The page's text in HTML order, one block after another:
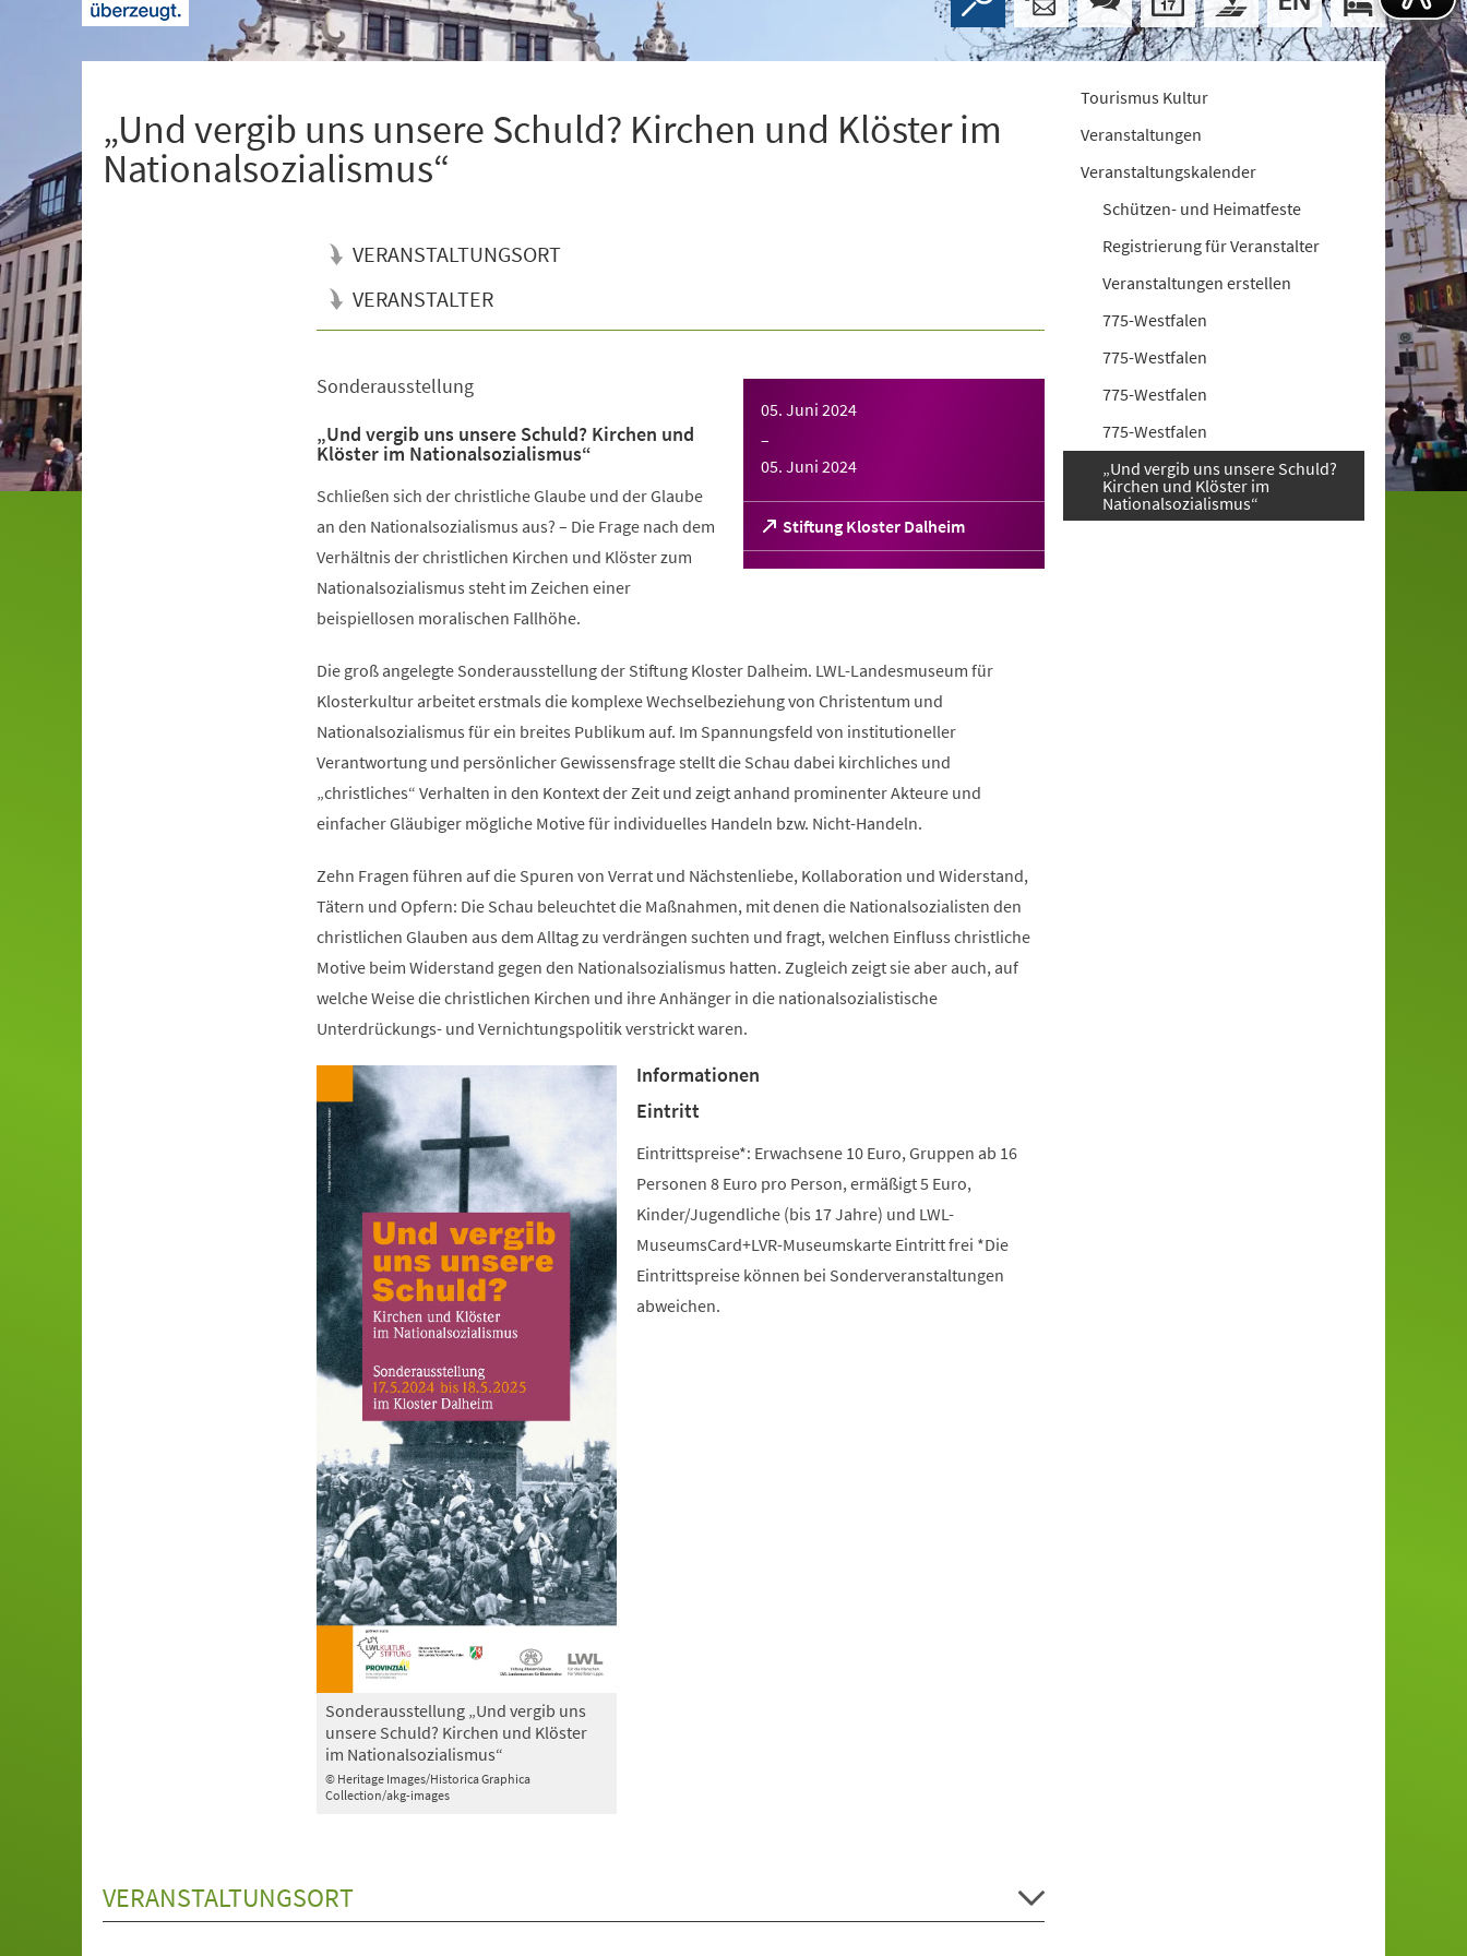
„Und vergib uns unsere Schuld? Kirchen und Klöster im
Nationalsozialismus“
VERANSTALTUNGSORT
VERANSTALTER
05. Juni 2024
–
05. Juni 2024
Stiftung Kloster Dalheim
(Öffnet
in
einem
Sonderausstellung
„Und vergib uns unsere Schuld? Kirchen und
Klöster im Nationalsozialismus“
Schließen sich der christliche Glaube und der Glaube
an den Nationalsozialismus aus? – Die Frage nach dem
Verhältnis der christlichen Kirchen und Klöster zum
Nationalsozialismus steht im Zeichen einer
beispiellosen moralischen Fallhöhe.
Die groß angelegte Sonderausstellung der Stiftung Kloster Dalheim. LWL-Landesmuseum für
Klosterkultur arbeitet erstmals die komplexe Wechselbeziehung von Christentum und
Nationalsozialismus für ein breites Publikum auf. Im Spannungsfeld von institutioneller
Verantwortung und persönlicher Gewissensfrage stellt die Schau dabei kirchliches und
„christliches“ Verhalten in den Kontext der Zeit und zeigt anhand prominenter Akteure und
einfacher Gläubiger mögliche Motive für individuelles Handeln bzw. Nicht-Handeln.
Zehn Fragen führen auf die Spuren von Verrat und Nächstenliebe, Kollaboration und Widerstand,
Tätern und Opfern: Die Schau beleuchtet die Maßnahmen, mit denen die Nationalsozialisten den
christlichen Glauben aus dem Alltag zu verdrängen suchten und fragt, welchen Einfluss christliche
Motive beim Widerstand gegen den Nationalsozialismus hatten. Zugleich zeigt sie aber auch, auf
welche Weise die christlichen Kirchen und ihre Anhänger in die nationalsozialistische
Unterdrückungs- und Vernichtungspolitik verstrickt waren.
© Heritage Images/Historica Graphica
Collection/akg-images
Sonderausstellung „Und vergib uns
unsere Schuld? Kirchen und Klöster
im Nationalsozialismus“
Informationen
Eintritt
Eintrittspreise*: Erwachsene 10 Euro, Gruppen ab 16
Personen 8 Euro pro Person, ermäßigt 5 Euro,
Kinder/Jugendliche (bis 17 Jahre) und LWL-
MuseumsCard+LVR-Museumskarte Eintritt frei *Die
Eintrittspreise können bei Sonderveranstaltungen
abweichen.
VERANSTALTUNGSORT
Tourismus Kultur
Veranstaltungen
Veranstaltungskalender
Schützen- und Heimatfeste
Registrierung für Veranstalter
Veranstaltungen erstellen
775-Westfalen
775-Westfalen
775-Westfalen
775-Westfalen
„Und vergib uns unsere Schuld?
Kirchen und Klöster im
Nationalsozialismus“